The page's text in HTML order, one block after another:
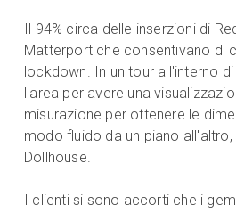
Il 94% circa delle inserzioni di
Matterport che consentivano di
lockdown. In un tour all'interno
l'area per avere una
misurazione per ottenere le
modo fluido da un piano
Dollhouse.
I clienti si sono accorti che i